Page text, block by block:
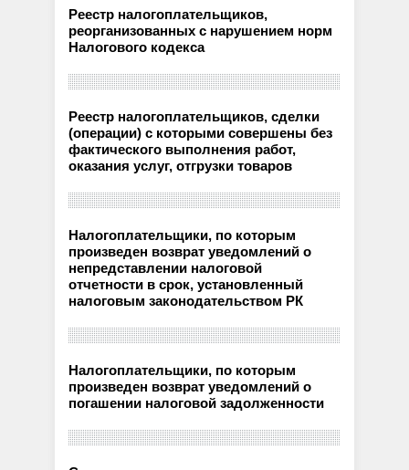
Реестр налогоплательщиков,
реорганизованных с нарушением норм
Налогового кодекса
Реестр налогоплательщиков, сделки
(операции) с которыми совершены без
фактического выполнения работ,
оказания услуг, отгрузки товаров
Налогоплательщики, по которым
произведен возврат уведомлений о
непредставлении налоговой
отчетности в срок, установленный
налоговым законодательством РК
Налогоплательщики, по которым
произведен возврат уведомлений о
погашении налоговой задолженности